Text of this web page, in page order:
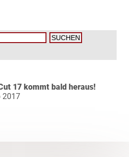
17 kommt bald heraus!
2017